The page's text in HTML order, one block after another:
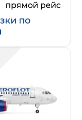
прямой рейс
по